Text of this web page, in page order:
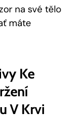
na své tělo
máte
Ke
V Krvi